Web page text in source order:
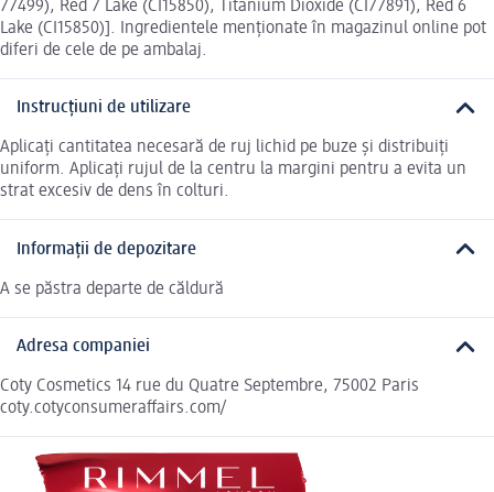
77499), Red 7 Lake (CI15850), Titanium Dioxide (CI77891), Red 6
Lake (CI15850)]. Ingredientele menționate în magazinul online pot
diferi de cele de pe ambalaj.
Instrucțiuni de utilizare
Aplicați cantitatea necesară de ruj lichid pe buze și distribuiți
uniform. Aplicați rujul de la centru la margini pentru a evita un
strat excesiv de dens în colturi.
Informații de depozitare
A se păstra departe de căldură
Adresa companiei
Coty Cosmetics 14 rue du Quatre Septembre, 75002 Paris
coty.cotyconsumeraffairs.com/